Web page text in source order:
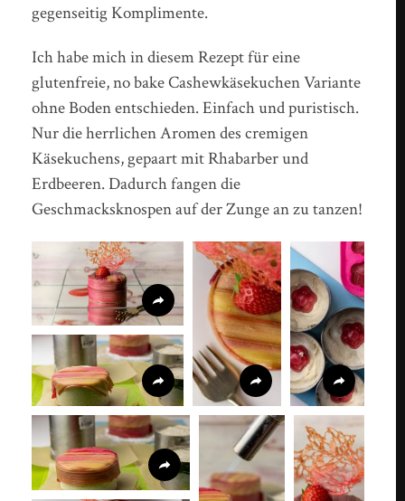
gegenseitig Komplimente.
Ich habe mich in diesem Rezept für eine
glutenfreie, no bake Cashewkäsekuchen Variante
ohne Boden entschieden. Einfach und puristisch.
Nur die herrlichen Aromen des cremigen
Käsekuchens, gepaart mit Rhabarber und
Erdbeeren. Dadurch fangen die
Geschmacksknospen auf der Zunge an zu tanzen!